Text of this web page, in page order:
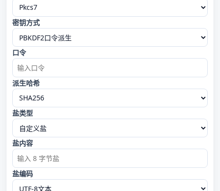
密钥方式
口令
派生哈希
盐类型
盐内容
盐编码